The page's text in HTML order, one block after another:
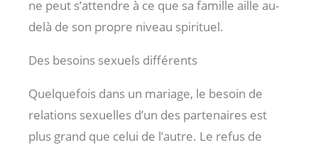
ne peut s’attendre à ce que sa famille aille au-
delà de son propre niveau spirituel.
Des besoins sexuels différents
Quelquefois dans un mariage, le besoin de
relations sexuelles d’un des partenaires est
plus grand que celui de l’autre. Le refus de